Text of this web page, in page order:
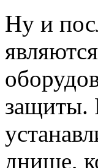
Ну и
защиты.
днище,